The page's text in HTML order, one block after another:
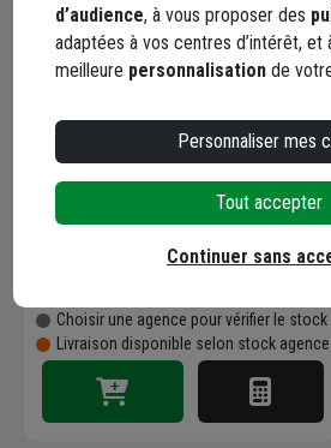
Réhausse polyéthylène pour
station de relevage eaux usées
Micro 8 - Hauteur 300 mm
Choisir une agence pour vérifier le stock
Livraison disponible selon stock agence
d’audience, à vous proposer des
adaptées à vos centres d’intérêt, et
meilleure personnalisation de
Personnaliser mes
Tout accepter
Continuer sans